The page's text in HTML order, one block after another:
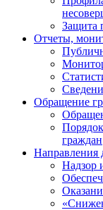
Защита
Отчеты,
Обращение
граждан
Направления
Надзор